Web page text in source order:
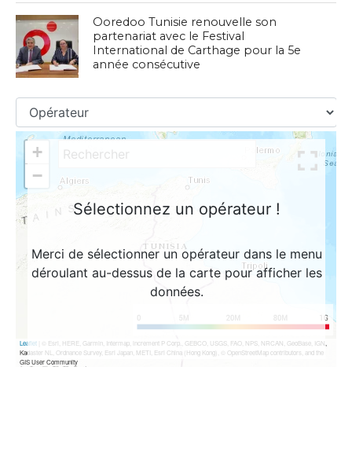
Ooredoo Tunisie renouvelle son
partenariat avec le Festival
International de Carthage pour la 5e
année consécutive